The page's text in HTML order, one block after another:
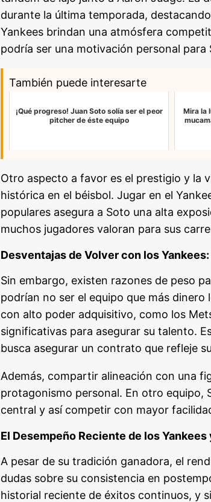
durante la última temporada,
Yankees brindan una atmósfera
podría ser una motivación personal
También puede interesarte
¡Qué progreso! Juan Soto solía ser el peor
pitcher de éste equipo
Mira la
Otro aspecto a favor es el prestigio y la
histórica en el béisbol. Jugar en el
populares asegura a Soto una alta
muchos jugadores valoran para sus
Desventajas de Volver con los
Sin embargo, existen razones de peso
podrían no ser el equipo que más
con alto poder adquisitivo, como los
significativas para asegurar su talento.
busca asegurar un contrato que refleje
Además, compartir alineación con una
protagonismo personal. En otro equipo,
central y así competir con mayor
El Desempeño Reciente de los
A pesar de su tradición ganadora, el
dudas sobre su consistencia en
historial reciente de éxitos continuos, y